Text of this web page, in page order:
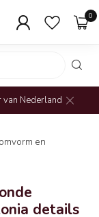
0
Nederland
en
details